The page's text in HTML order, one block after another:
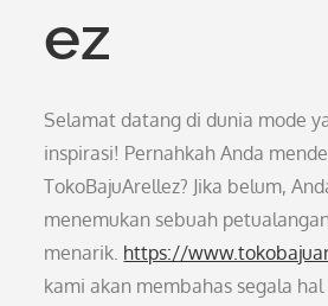
ez
Selamat datang di dunia mode
inspirasi! Pernahkah Anda
TokoBajuArellez? Jika belum,
menemukan sebuah
menarik. https://
kami akan membahas segala